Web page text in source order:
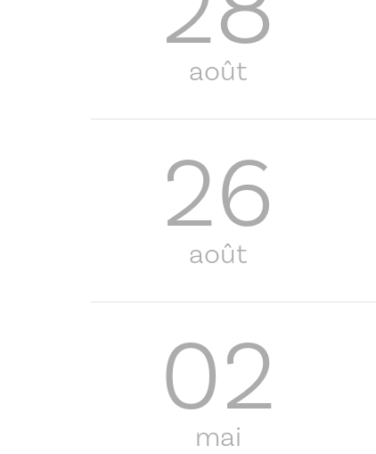
août
26
août
02
mai